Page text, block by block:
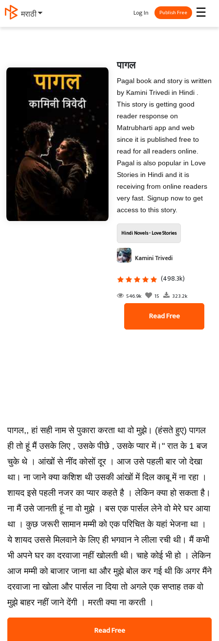
मराठी ☰
Log In Publish Free
पागल
Pagal book and story is written
by Kamini Trivedi in Hindi .
This story is getting good
reader response on
Matrubharti app and web
since it is published free to
read for all readers online.
Pagal is also popular in Love
Stories in Hindi and it is
receiving from online readers
very fast. Signup now to get
access to this story.
Hindi Novels - Love Stories
Kamini Trivedi
(498.3k)
546.9k 15 323.2k
Read Free
पागल,, हां सही नाम से पुकारा करता था वो मुझे। (हंसते हुए) पागल
ही तो हूं मैं उसके लिए , उसके पीछे , उसके प्यार में।" रात के 1 बज
चुके थे । आंखों से नींद कोसों दूर । आज उसे पहली बार जो देखा
था। ना जाने क्या कशिश थी उसकी आंखों में दिल काबू में ना रहा ।
शायद इसे पहली नजर का प्यार कहते है । लेकिन क्या हो सकता है।
ना मैं उसे जानती हूं ना वो मुझे । बस एक पार्सल लेने वो मेरे घर आया
था । कुछ जरूरी सामान मम्मी को एक परिचित के यहां भेजना था ।
ये शायद उससे मिलवाने के लिए ही भगवान ने लीला रची थी। मैं कभी
भी अपने घर का दरवाजा नहीं खोलती थी। चाहे कोई भी हो । लेकिन
आज मम्मी को बाजार जाना था और मुझे बोल कर गई थी कि अगर मैंने
दरवाजा ना खोला और पार्सल ना दिया तो अगले एक सप्ताह तक वो
मुझे बाहर नहीं जाने देंगी । मरती क्या ना करती ।
Read Free